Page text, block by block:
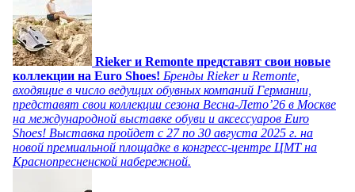
Rieker и Remonte представят свои новые
коллекции на Euro Shoes! Бренды Rieker и Remonte,
входящие в число ведущих обувных компаний Германии,
представят свои коллекции сезона Весна-Лето’26 в Москве
на международной выставке обуви и аксессуаров Euro
Shoes! Выставка пройдет c 27 по 30 августа 2025 г. на
новой премиальной площадке в конгресс-центре ЦМТ на
Краснопресненской набережной.